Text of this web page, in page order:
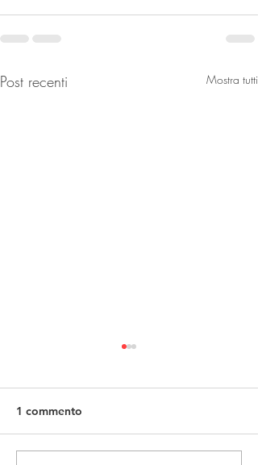
Post recenti Mostra tutti
1 commento